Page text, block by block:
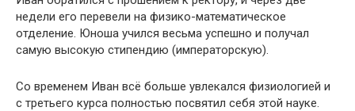
недели его перевели на физико-математическое
отделение. Юноша учился весьма успешно и получал
самую высокую стипендию (императорскую).
Со временем Иван всё больше увлекался физиологией и
с третьего курса полностью посвятил себя этой науке.